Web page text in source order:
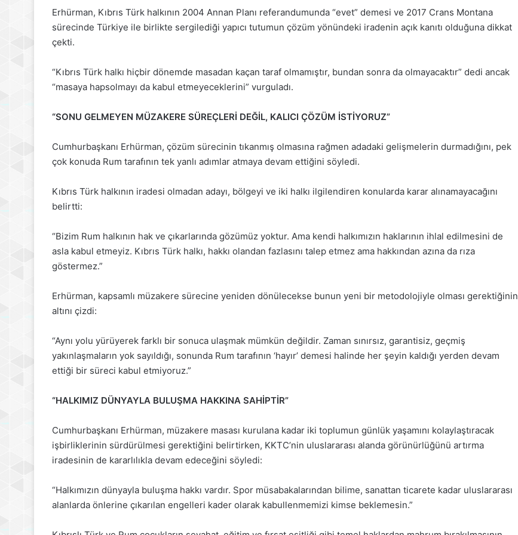
Erhürman, Kıbrıs Türk halkının 2004 Annan Planı referandumunda “evet” demesi ve 2017 Crans Montana
sürecinde Türkiye ile birlikte sergilediği yapıcı tutumun çözüm yönündeki iradenin açık kanıtı olduğuna dikkat
çekti.
“Kıbrıs Türk halkı hiçbir dönemde masadan kaçan taraf olmamıştır, bundan sonra da olmayacaktır” dedi ancak
“masaya hapsolmayı da kabul etmeyeceklerini” vurguladı.
“SONU GELMEYEN MÜZAKERE SÜREÇLERİ DEĞİL, KALICI ÇÖZÜM İSTİYORUZ”
Cumhurbaşkanı Erhürman, çözüm sürecinin tıkanmış olmasına rağmen adadaki gelişmelerin durmadığını, pek
çok konuda Rum tarafının tek yanlı adımlar atmaya devam ettiğini söyledi.
Kıbrıs Türk halkının iradesi olmadan adayı, bölgeyi ve iki halkı ilgilendiren konularda karar alınamayacağını
belirtti:
“Bizim Rum halkının hak ve çıkarlarında gözümüz yoktur. Ama kendi halkımızın haklarının ihlal edilmesini de
asla kabul etmeyiz. Kıbrıs Türk halkı, hakkı olandan fazlasını talep etmez ama hakkından azına da rıza
göstermez.”
Erhürman, kapsamlı müzakere sürecine yeniden dönülecekse bunun yeni bir metodolojiyle olması gerektiğinin
altını çizdi:
“Aynı yolu yürüyerek farklı bir sonuca ulaşmak mümkün değildir. Zaman sınırsız, garantisiz, geçmiş
yakınlaşmaların yok sayıldığı, sonunda Rum tarafının ‘hayır’ demesi halinde her şeyin kaldığı yerden devam
ettiği bir süreci kabul etmiyoruz.”
“HALKIMIZ DÜNYAYLA BULUŞMA HAKKINA SAHİPTİR”
Cumhurbaşkanı Erhürman, müzakere masası kurulana kadar iki toplumun günlük yaşamını kolaylaştıracak
işbirliklerinin sürdürülmesi gerektiğini belirtirken, KKTC’nin uluslararası alanda görünürlüğünü artırma
iradesinin de kararlılıkla devam edeceğini söyledi:
“Halkımızın dünyayla buluşma hakkı vardır. Spor müsabakalarından bilime, sanattan ticarete kadar uluslararası
alanlarda önlerine çıkarılan engelleri kader olarak kabullenmemizi kimse beklemesin.”